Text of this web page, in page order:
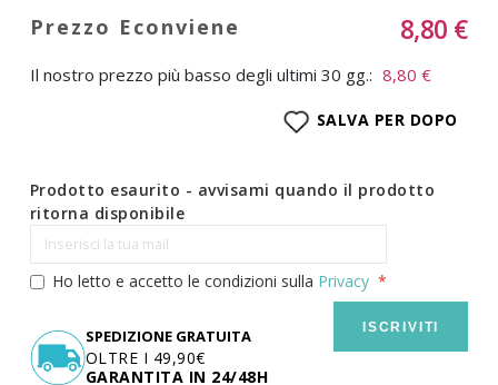
8,80 €
Il nostro prezzo più basso degli ultimi 30 gg.: 8,80 €
SALVA PER DOPO
Prodotto esaurito - avvisami quando il prodotto
ritorna disponibile
Ho letto e accetto le condizioni sulla Privacy
ISCRIVITI
SPEDIZIONE GRATUITA
OLTRE I 49,90€
GARANTITA IN 24/48H